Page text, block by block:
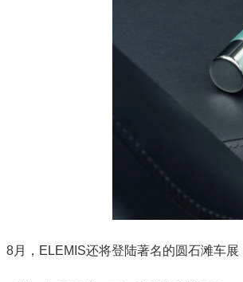
8月，ELEMIS还将登陆著名的圆石滩车